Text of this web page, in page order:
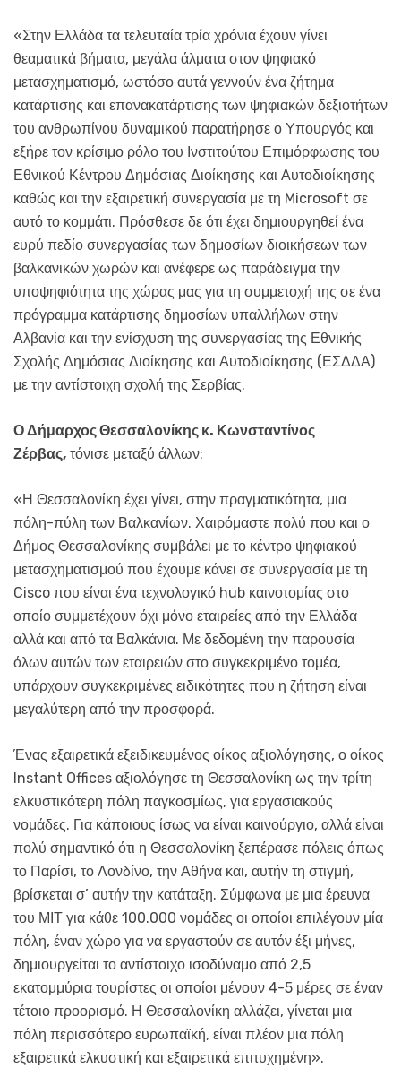
«Στην Ελλάδα τα τελευταία τρία χρόνια έχουν γίνει
θεαματικά βήματα, μεγάλα άλματα στον ψηφιακό
μετασχηματισμό, ωστόσο αυτά γεννούν ένα ζήτημα
κατάρτισης και επανακατάρτισης των ψηφιακών δεξιοτήτων
του ανθρωπίνου δυναμικού παρατήρησε ο Υπουργός και
εξήρε τον κρίσιμο ρόλο του Ινστιτούτου Επιμόρφωσης του
Εθνικού Κέντρου Δημόσιας Διοίκησης και Αυτοδιοίκησης
καθώς και την εξαιρετική συνεργασία με τη Microsoft σε
αυτό το κομμάτι. Πρόσθεσε δε ότι έχει δημιουργηθεί ένα
ευρύ πεδίο συνεργασίας των δημοσίων διοικήσεων των
βαλκανικών χωρών και ανέφερε ως παράδειγμα την
υποψηφιότητα της χώρας μας για τη συμμετοχή της σε ένα
πρόγραμμα κατάρτισης δημοσίων υπαλλήλων στην
Αλβανία και την ενίσχυση της συνεργασίας της Εθνικής
Σχολής Δημόσιας Διοίκησης και Αυτοδιοίκησης (ΕΣΔΔΑ)
με την αντίστοιχη σχολή της Σερβίας.
Ο Δήμαρχος Θεσσαλονίκης κ. Κωνσταντίνος
Ζέρβας, τόνισε μεταξύ άλλων:
«Η Θεσσαλονίκη έχει γίνει, στην πραγματικότητα, μια
πόλη-πύλη των Βαλκανίων. Χαιρόμαστε πολύ που και ο
Δήμος Θεσσαλονίκης συμβάλει με το κέντρο ψηφιακού
μετασχηματισμού που έχουμε κάνει σε συνεργασία με τη
Cisco που είναι ένα τεχνολογικό hub καινοτομίας στο
οποίο συμμετέχουν όχι μόνο εταιρείες από την Ελλάδα
αλλά και από τα Βαλκάνια. Με δεδομένη την παρουσία
όλων αυτών των εταιρειών στο συγκεκριμένο τομέα,
υπάρχουν συγκεκριμένες ειδικότητες που η ζήτηση είναι
μεγαλύτερη από την προσφορά.
Ένας εξαιρετικά εξειδικευμένος οίκος αξιολόγησης, ο οίκος
Instant Offices αξιολόγησε τη Θεσσαλονίκη ως την τρίτη
ελκυστικότερη πόλη παγκοσμίως, για εργασιακούς
νομάδες. Για κάποιους ίσως να είναι καινούργιο, αλλά είναι
πολύ σημαντικό ότι η Θεσσαλονίκη ξεπέρασε πόλεις όπως
το Παρίσι, το Λονδίνο, την Αθήνα και, αυτήν τη στιγμή,
βρίσκεται σ’ αυτήν την κατάταξη. Σύμφωνα με μια έρευνα
του ΜΙΤ για κάθε 100.000 νομάδες οι οποίοι επιλέγουν μία
πόλη, έναν χώρο για να εργαστούν σε αυτόν έξι μήνες,
δημιουργείται το αντίστοιχο ισοδύναμο από 2,5
εκατομμύρια τουρίστες οι οποίοι μένουν 4-5 μέρες σε έναν
τέτοιο προορισμό. Η Θεσσαλονίκη αλλάζει, γίνεται μια
πόλη περισσότερο ευρωπαϊκή, είναι πλέον μια πόλη
εξαιρετικά ελκυστική και εξαιρετικά επιτυχημένη».